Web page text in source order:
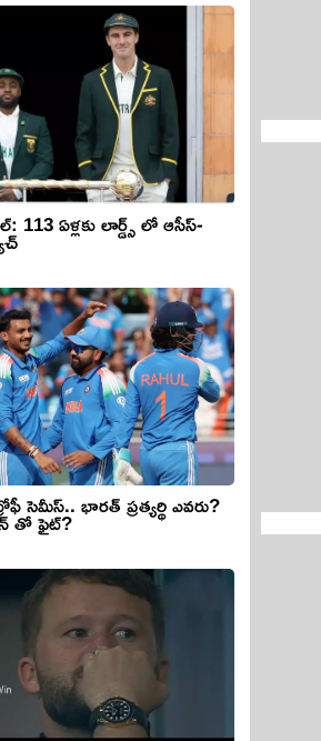
113 ఏళ్లకు లార్డ్స్ లో ఆసీస్-
సెమీస్.. భారత్ ప్రత్యర్థి ఎవరు?
తో ఫైట్?